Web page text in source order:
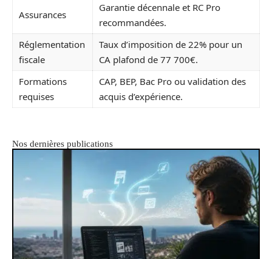
Assurances
Garantie décennale et RC Pro
recommandées.
Réglementation
fiscale
Taux d’imposition de 22% pour un
CA plafond de 77 700€.
Formations
requises
CAP, BEP, Bac Pro ou validation des
acquis d’expérience.
Nos dernières publications